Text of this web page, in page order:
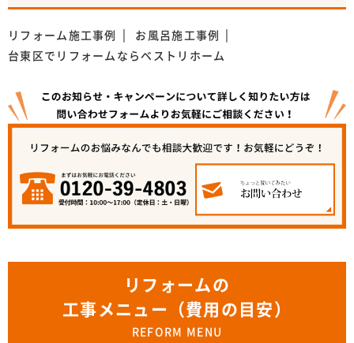
リフォーム施工事例
お風呂施工事例
台東区でリフォームならベストリホーム
リフォームの
工事メニュー（費用の目安）
REFORM MENU